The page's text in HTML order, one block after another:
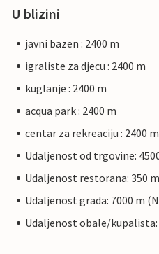
U blizini
javni bazen : 2400 m
igraliste za djecu : 2400 m
kuglanje : 2400 m
acqua park : 2400 m
centar za rekreaciju : 2400 m
Udaljenost od trgovine:
Udaljenost restorana: 350 m
Udaljenost grada: 7000 m
Udaljenost obale/kupalista: